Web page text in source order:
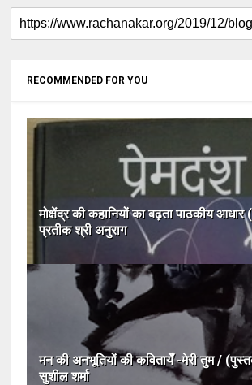
RECOMMENDED FOR YOU
मोक्षेंद्र की कहानियों का बढ़ता पाठकीय आधार
प्रतीक श्री अनुराग
मन की अनभूतियों की कवितायेँ -मेरी तुम /
सुशील शर्मा